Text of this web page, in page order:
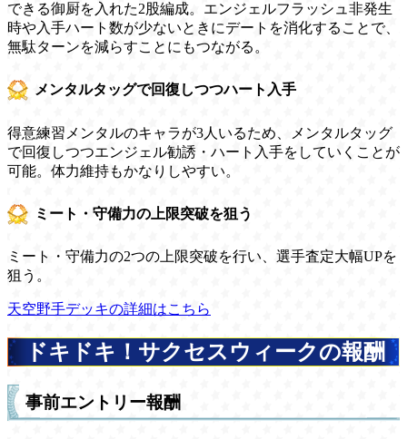
できる御厨を入れた2股編成。エンジェルフラッシュ非発生
時や入手ハート数が少ないときにデートを消化することで、
無駄ターンを減らすことにもつながる。
メンタルタッグで回復しつつハート入手
得意練習メンタルのキャラが3人いるため、メンタルタッグ
で回復しつつエンジェル勧誘・ハート入手をしていくことが
可能。体力維持もかなりしやすい。
ミート・守備力の上限突破を狙う
ミート・守備力の2つの上限突破を行い、選手査定大幅UPを
狙う。
天空野手デッキの詳細はこちら
ドキドキ！サクセスウィークの報酬
事前エントリー報酬